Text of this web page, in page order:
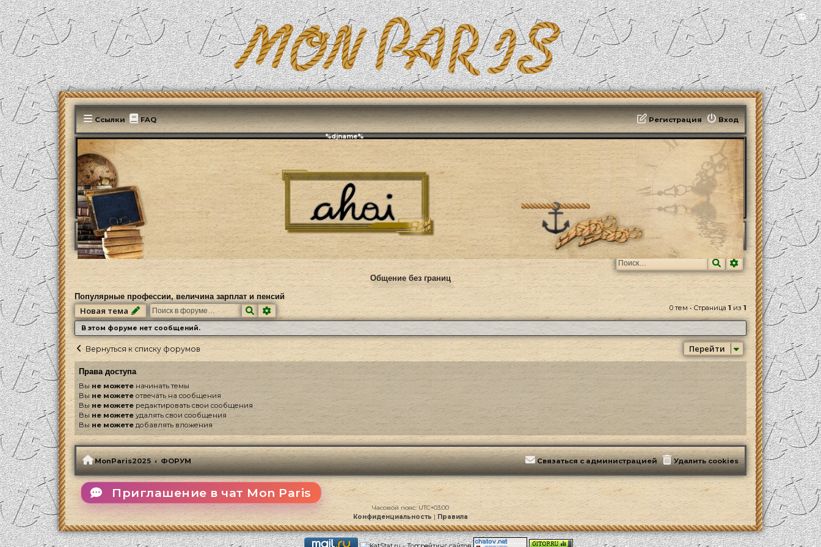
📻
Ссылки FAQ Вход
Регистрация
Эфирит: ♫ %djname%
MonParis2025 ФОРУМ Paris, mon amour А как там, во Франции? Жизнь в современной Франции Популярные профессии, величина зарплат и пенсий
ПоискРасширенный
Общение без границ
Популярные профессии, величина зарплат и пенсий
Новая тема ПоискРасширенный поиск 0 тем • Страница 1из1
В этом форуме нет сообщений.
Вернуться к списку форумов Перейти
Права доступа
Выне можете начинать темы
Вы не можете отвечать на сообщения
Вы не можетередактировать свои сообщения
Вы не можетеудалять свои сообщения
Вы не можетедобавлять вложения
MonParis2025 ФОРУМ Удалить cookies
Связаться с администрацией
Приглашение в чат Mon Paris
Часовой пояс:UTC+03:00
Конфиденциальность |Правила